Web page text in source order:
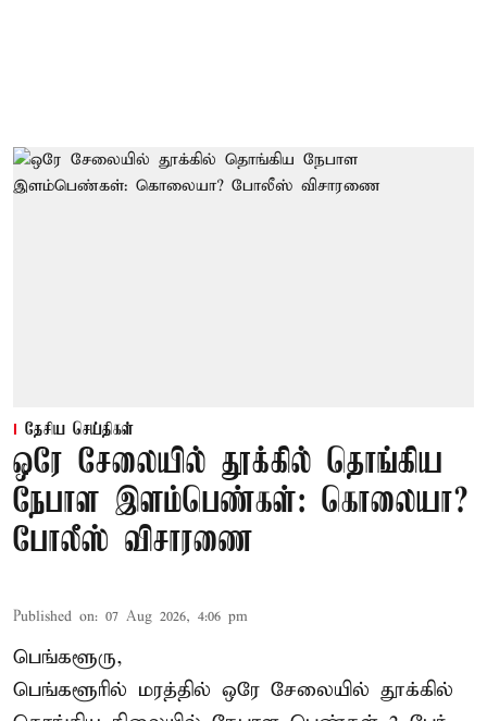
தேசிய செய்திகள்
ஒரே சேலையில் தூக்கில் தொங்கிய
நேபாள இளம்பெண்கள்: கொலையா?
போலீஸ் விசாரணை
Published on: 07 Aug 2026, 4:06 pm
பெங்களூரு,
பெங்களூரில் மரத்தில் ஒரே சேலையில் தூக்கில்